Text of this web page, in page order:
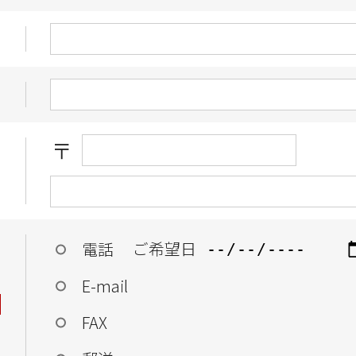
〒
電話
E-mail
FAX
ご希望日